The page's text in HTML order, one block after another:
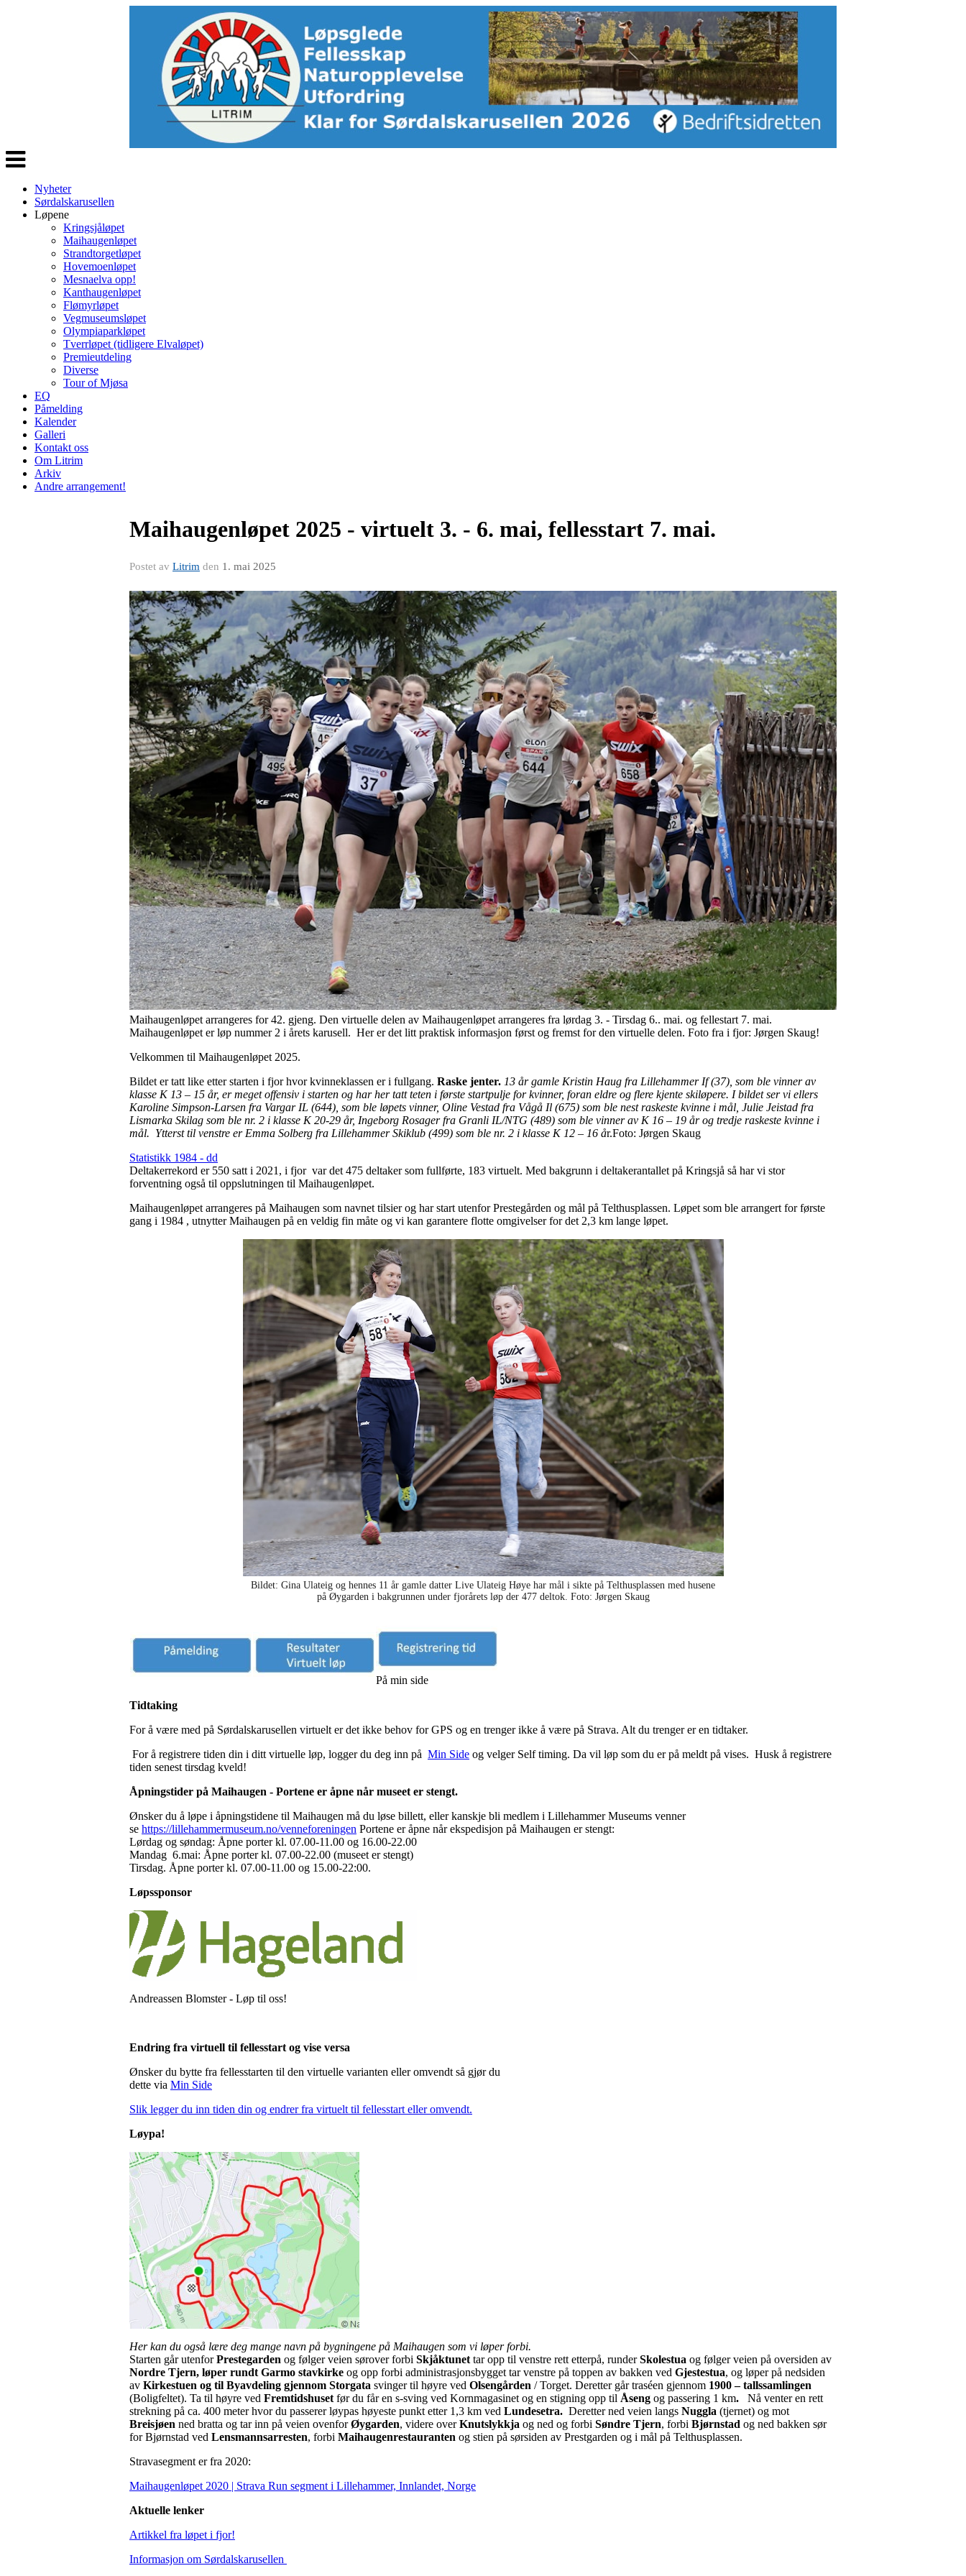
Veksle
navigasjon
Nyheter
Sørdalskarusellen
Løpene
Kringsjåløpet
Maihaugenløpet
Strandtorgetløpet
Hovemoenløpet
Mesnaelva opp!
Kanthaugenløpet
Flømyrløpet
Vegmuseumsløpet
Olympiaparkløpet
Tverrløpet (tidligere Elvaløpet)
Premieutdeling
Diverse
Tour of Mjøsa
EQ
Påmelding
Kalender
Galleri
Kontakt oss
Om Litrim
Arkiv
Andre arrangement!
Maihaugenløpet 2025 - virtuelt 3. - 6. mai, fellesstart 7. mai.
Postet av Litrim den 1. mai 2025
Maihaugenløpet arrangeres for 42. gjeng. Den virtuelle delen av Maihaugenløpet arrangeres fra lørdag 3. - Tirsdag 6.. mai. og fellestart 7. mai.
Maihaugenløpet er løp nummer 2 i årets karusell. Her er det litt praktisk informasjon først og fremst for den virtuelle delen. Foto fra i fjor: Jørgen Skaug!
Velkommen til Maihaugenløpet 2025.
Bildet er tatt like etter starten i fjor hvor kvinneklassen er i fullgang. Raske jenter. 13 år gamle Kristin Haug fra Lillehammer If (37), som ble vinner av
klasse K 13 – 15 år, er meget offensiv i starten og har her tatt teten i første startpulje for kvinner, foran eldre og flere kjente skiløpere. I bildet ser vi ellers
Karoline Simpson-Larsen fra Vargar IL (644), som ble løpets vinner, Oline Vestad fra Vågå Il (675) som ble nest raskeste kvinne i mål, Julie Jeistad fra
Lismarka Skilag som ble nr. 2 i klasse K 20-29 år, Ingeborg Rosager fra Granli IL/NTG (489) som ble vinner av K 16 – 19 år og tredje raskeste kvinne i
mål. Ytterst til venstre er Emma Solberg fra Lillehammer Skiklub (499) som ble nr. 2 i klasse K 12 – 16 år.Foto: Jørgen Skaug
Statistikk 1984 - dd
Deltakerrekord er 550 satt i 2021, i fjor var det 475 deltaker som fullførte, 183 virtuelt. Med bakgrunn i deltakerantallet på Kringsjå så har vi stor
forventning også til oppslutningen til Maihaugenløpet.
Maihaugenløpet arrangeres på Maihaugen som navnet tilsier og har start utenfor Prestegården og mål på Telthusplassen. Løpet som ble arrangert for første
gang i 1984 , utnytter Maihaugen på en veldig fin måte og vi kan garantere flotte omgivelser for det 2,3 km lange løpet.
Bildet: Gina Ulateig og hennes 11 år gamle datter Live Ulateig Høye har mål i sikte på Telthusplassen med husene
på Øygarden i bakgrunnen under fjorårets løp der 477 deltok. Foto: Jørgen Skaug
På min side
Tidtaking
For å være med på Sørdalskarusellen virtuelt er det ikke behov for GPS og en trenger ikke å være på Strava. Alt du trenger er en tidtaker.
For å registrere tiden din i ditt virtuelle løp, logger du deg inn på Min Side og velger Self timing. Da vil løp som du er på meldt på vises. Husk å registrere
tiden senest tirsdag kveld!
Åpningstider på Maihaugen - Portene er åpne når museet er stengt.
Ønsker du å løpe i åpningstidene til Maihaugen må du løse billett, eller kanskje bli medlem i Lillehammer Museums venner
se https://lillehammermuseum.no/venneforeningen Portene er åpne når ekspedisjon på Maihaugen er stengt:
Lørdag og søndag: Åpne porter kl. 07.00-11.00 og 16.00-22.00
Mandag 6.mai: Åpne porter kl. 07.00-22.00 (museet er stengt)
Tirsdag. Åpne porter kl. 07.00-11.00 og 15.00-22:00.
Løpssponsor
Andreassen Blomster - Løp til oss!
Endring fra virtuell til fellesstart og vise versa
Ønsker du bytte fra fellesstarten til den virtuelle varianten eller omvendt så gjør du
dette via Min Side
Slik legger du inn tiden din og endrer fra virtuelt til fellesstart eller omvendt.
Løypa!
Her kan du også lære deg mange navn på bygningene på Maihaugen som vi løper forbi.
Starten går utenforPrestegarden og følger veien sørover forbi Skjåktunet tar opp til venstre rett etterpå, runderSkolestua og følger veien på oversiden av
Nordre Tjern, løper rundt Garmo stavkirke og opp forbi administrasjonsbygget tar venstre på toppen av bakken ved Gjestestua, og løper på nedsiden
av Kirkestuen og til Byavdeling gjennom Storgata svinger til høyre ved Olsengården / Torget. Deretter går traséen gjennom 1900 – tallssamlingen
(Boligfeltet). Ta til høyre ved Fremtidshuset før du får en s-sving ved Kornmagasinet og en stigning opp til Åseng og passering 1 km. Nå venter en rett
strekning på ca. 400 meter hvor du passerer løypas høyeste punkt etter 1,3 km ved Lundesetra. Deretter ned veien langs Nuggla (tjernet) og mot
Breisjøen ned bratta og tar inn på veien ovenforØygarden, videre overKnutslykkja og ned og forbi Søndre Tjern, forbi Bjørnstad og ned bakken sør
for Bjørnstad ved Lensmannsarresten, forbi Maihaugenrestauranten og stien på sørsiden av Prestgarden og i mål på Telthusplassen.
Stravasegment er fra 2020:
Maihaugenløpet 2020 | Strava Run segment i Lillehammer, Innlandet, Norge
Aktuelle lenker
Artikkel fra løpet i fjor!
Informasjon om Sørdalskarusellen